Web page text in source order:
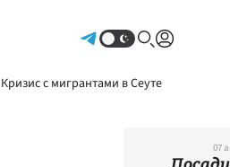
Кризис с мигрантами в Сеуте
07